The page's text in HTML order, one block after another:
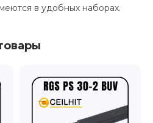
в удобных наборах.